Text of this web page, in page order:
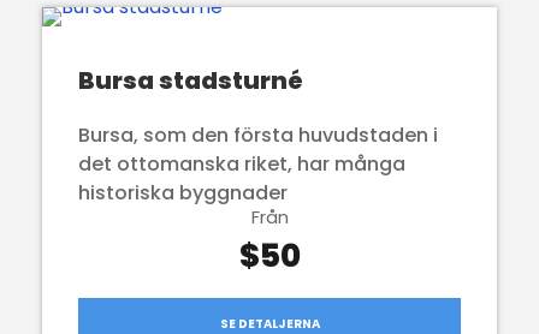
Bursa stadsturné
Bursa, som den första huvudstaden i
det ottomanska riket, har många
historiska byggnader
Från
$50
SE DETALJERNA